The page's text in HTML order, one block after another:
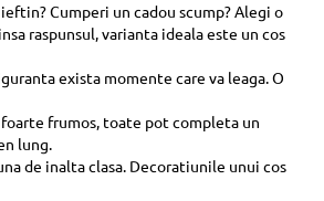
Cumperi un cadou scump? Alegi o
raspunsul, varianta ideala este un cos
exista momente care va leaga. O
frumos, toate pot completa un
lung.
de inalta clasa. Decoratiunile unui cos